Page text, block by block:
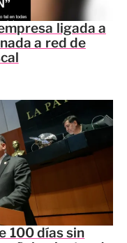
ligada a
a red de
100 días sin